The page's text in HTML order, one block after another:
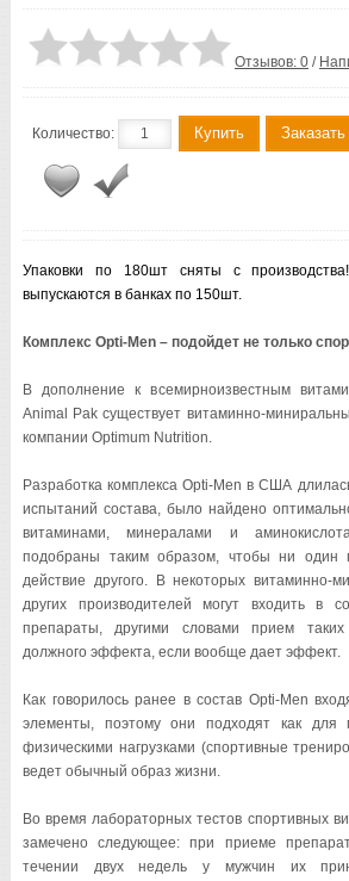
Отзывов: 0 /
Количество: Купить
Упаковки по 180шт сняты с
выпускаются в банках по 150шт.
Комплекс Opti-Men – подойдет не только
В дополнение к всемирноизвестным
Animal Pak существует витаминно-
компании Optimum Nutrition.
Разработка комплекса Opti-Men в США
испытаний состава, было найдено
витаминами, минералами и
подобраны таким образом, чтобы ни один
действие другого. В некоторых витаминно-
других производителей могут входить в
препараты, другими словами прием
должного эффекта, если вообще дает эффект.
Как говорилось ранее в состав Opti-Men
элементы, поэтому они подходят как для
физическими нагрузками (спортивные
ведет обычный образ жизни.
Во время лабораторных тестов спортивных
замечено следующее: при приеме
течении двух недель у мужчин их